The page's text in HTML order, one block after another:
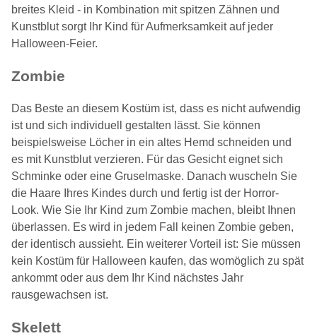
breites Kleid - in Kombination mit spitzen Zähnen und
Kunstblut sorgt Ihr Kind für Aufmerksamkeit auf jeder
Halloween-Feier.
Zombie
Das Beste an diesem Kostüm ist, dass es nicht aufwendig
ist und sich individuell gestalten lässt. Sie können
beispielsweise Löcher in ein altes Hemd schneiden und
es mit Kunstblut verzieren. Für das Gesicht eignet sich
Schminke oder eine Gruselmaske. Danach wuscheln Sie
die Haare Ihres Kindes durch und fertig ist der Horror-
Look. Wie Sie Ihr Kind zum Zombie machen, bleibt Ihnen
überlassen. Es wird in jedem Fall keinen Zombie geben,
der identisch aussieht. Ein weiterer Vorteil ist: Sie müssen
kein Kostüm für Halloween kaufen, das womöglich zu spät
ankommt oder aus dem Ihr Kind nächstes Jahr
rausgewachsen ist.
Skelett